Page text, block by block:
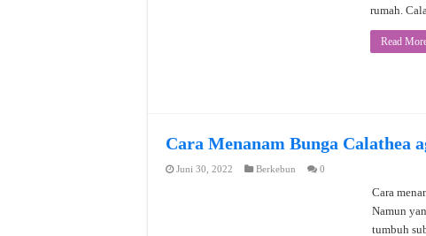
rumah.
Read
Cara Menanam Bunga Calathea
Juni 30, 2022 Berkebun 0
Cara
Namun
tumbuh